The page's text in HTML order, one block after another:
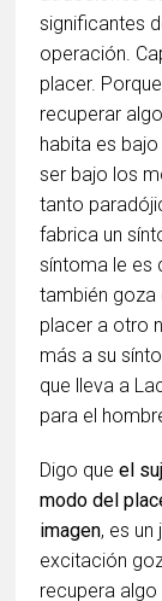
significantes
operación.
placer.
recuperar
habita es
ser bajo los
tanto
fabrica un
síntoma le es
también goza
placer a otro
más a su
que lleva a
para el
Digo queel
modo del
imagen, es un
excitación
recupera